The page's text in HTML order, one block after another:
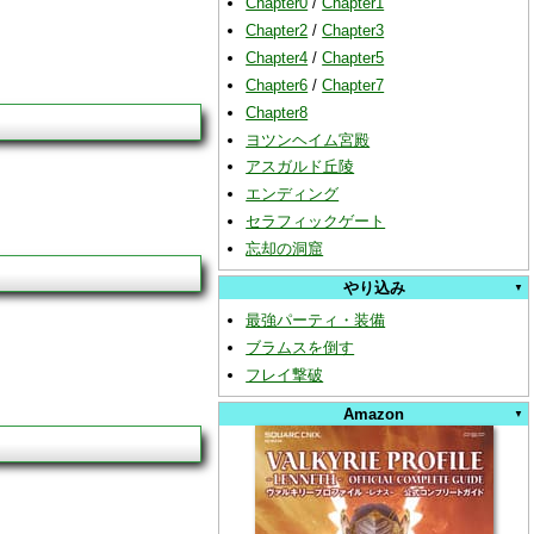
Chapter2 /Chapter3
Chapter4 /Chapter5
Chapter6 /Chapter7
Chapter8
ヨツンヘイム宮殿
アスガルド丘陵
エンディング
セラフィックゲート
忘却の洞窟
やり込み
最強パーティ・装備
ブラムスを倒す
フレイ撃破
Amazon